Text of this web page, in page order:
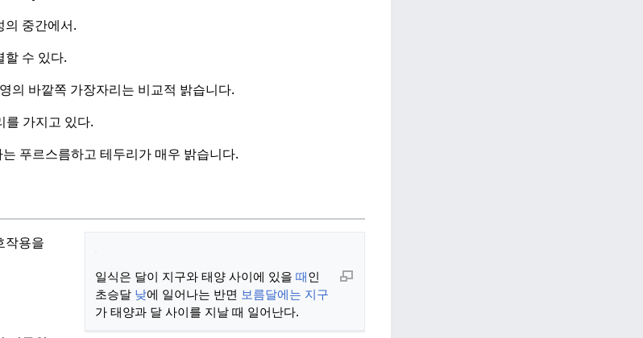
의 중간에서.
할 수 있다.
의 바깥쪽 가장자리는 비교적 밝습니다.
를 가지고 있다.
푸르스름하고 테두리가 매우 밝습니다.
일식은 달이 지구와 태양 사이에 있을 때인
초승달 낮에 일어나는 반면 보름달에는 지구
가 태양과 달 사이를 지날 때 일어난다.
작용을